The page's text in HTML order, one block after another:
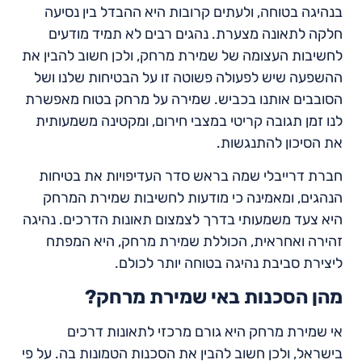
בנהיגה בטוחה, ולעתים קרובות היא ההבדל בין נסיעה
חלקה לתאונה מצערת. נהגים רבים לא תמיד מודעים
לחשיבות העצומה של שמירת מרחק, ולכן חשוב להבין את
ההשפעה שיש לפעולה פשוטה זו על הבטיחות שלנו ושל
הסובבים אותנו בכביש. שמירה על מרחק בטוח מאפשרת
לנו זמן תגובה קריטי במצבי חירום, ומקטינה משמעותית
את הסיכון להתנגשות.
חברת דרייבלי שמה בראש סדר העדיפויות את בטיחות
הנהגים, ומאמינה כי מודעות לחשיבות שמירת המרחק
היא צעד משמעותי בדרך לצמצום תאונות הדרכים. נהיגה
זהירה ואחראית, הכוללת שמירת מרחק, היא המפתח
ליצירת סביבת נהיגה בטוחה יותר לכולם.
מהן הסכנות באי שמירת מרחק?
אי שמירת מרחק היא גורם מרכזי לתאונות דרכים
בישראל, ולכן חשוב להבין את הסכנות הטמונות בה. על פי